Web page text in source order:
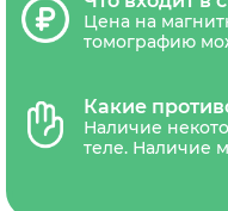
законный
Цена на
томографию
скидок. В
входит
заключение
Какие
Наличие
теле. Наличие